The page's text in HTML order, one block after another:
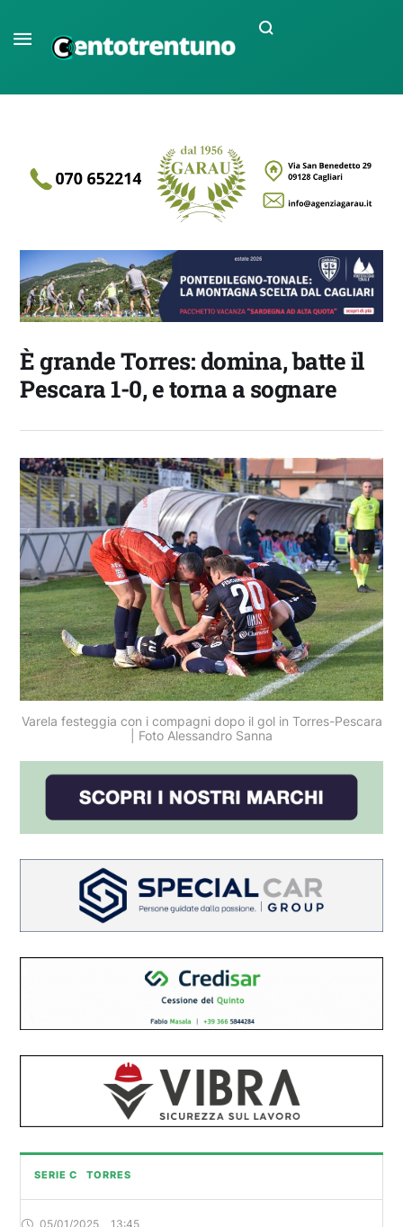
È grande Torres: domina, batte il
Pescara 1-0, e torna a sognare
Varela festeggia con i compagni dopo il gol in Torres-Pescara
| Foto Alessandro Sanna
SERIE C TORRES
05/01/2025, 13:45